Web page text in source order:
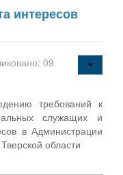
интересов
09
требований к
служащих и
в Администрации
области